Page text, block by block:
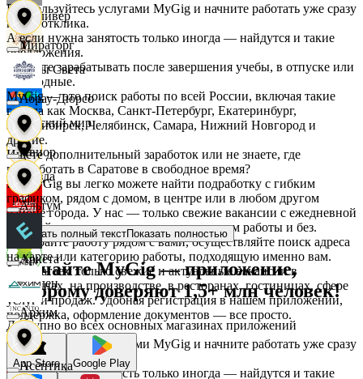
Гулливер
Дары Света
Детский мир
Звезда
Зельгрос
Зенден
Инканто
Мираторг
Абрау-Дюрсо
Авиор
Альтум
Аркета
Архим
Асептика
Воспользуйтесь услугами MyGig и начните работать уже сразу
после отклика.
А если нужна занятость только иногда — найдутся и такие
предложения.
Начните зарабатывать после завершения учебы, в отпуске или
в выходные.
MyGig — это поиск работы по всей России, включая такие
города как Москва, Санкт-Петербург, Екатеринбург,
Новосибирск, Челябинск, Самара, Нижний Новгород и
другие.
Ищете дополнительный заработок или не знаете, где
подработать в Саратове в свободное время?
На MyGig вы легко можете найти подработку с гибким
графиком, рядом с домом, в центре или в любом другом
районе города. У нас — только свежие вакансии с ежедневной
оплатой для мужчин и женщин, с опытом работы и без.
Выбирайте работу рядом с вами, осуществляйте поиск адреса
на карте или категорию работы, подходящую именно вам.
Предлагаем только свежие и актуальные вакансии в
магазинах, на производстве, в ресторанах, гостиницах, сфере
услуг и продаж. Удобная регистрация в нашем приложении,
поддержка, оформление документов — все просто.
Воспользуйтесь услугами MyGig и начните работать уже сразу
после отклика.
А если нужна занятость только иногда — найдутся и такие
Показать полный текстПоказать полностью
Скачайте MyGig — приложение,
которому доверяют 1,5+ млн человек!
Доступно во всех основных магазинах приложений
App Store Google Play